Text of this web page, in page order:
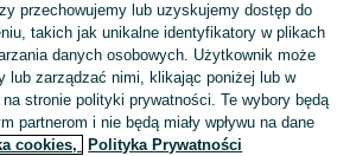
Wyświetlenia:
przechowujemy lub uzyskujemy dostęp do
takich jak unikalne identyfikatory w plikach
danych osobowych. Użytkownik może
lub zarządzać nimi, klikając poniżej lub w
stronie polityki prywatności. Te wybory będą
partnerom i nie będą miały wpływu na dane
cookies, Polityka Prywatności